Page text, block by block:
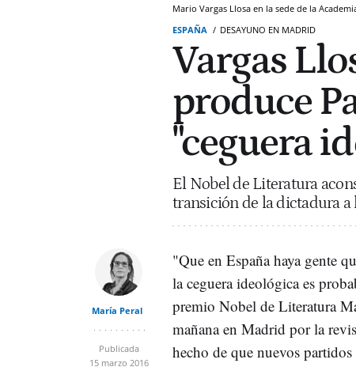
Mario Vargas Llosa en la sede de la
ESPAÑA
DESAYUNO EN MADRID
Vargas
produce
"ceguera
El Nobel de Literatura
transición de la dictadura a
María Peral
Publicada
15 marzo 2016
"Que en España haya gente
la ceguera ideológica es
premio Nobel de Literatura
mañana en Madrid por la
hecho de que nuevos